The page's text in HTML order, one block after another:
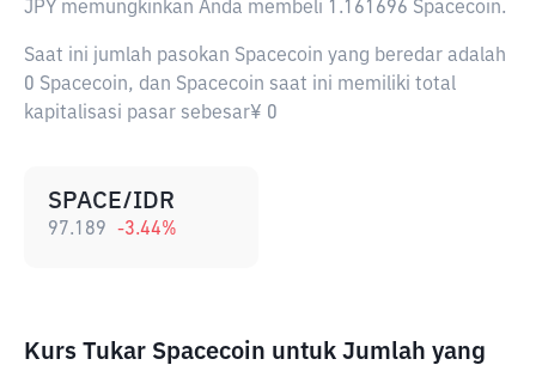
JPY memungkinkan Anda membeli 1.161696 Spacecoin.
Saat ini jumlah pasokan Spacecoin yang beredar adalah
0 Spacecoin, dan Spacecoin saat ini memiliki total
kapitalisasi pasar sebesar¥ 0
SPACE/IDR
97.189 -3.44%
Kurs Tukar Spacecoin untuk Jumlah yang